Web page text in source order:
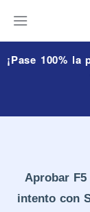
¡Pase 100%
Aprobar
intento con